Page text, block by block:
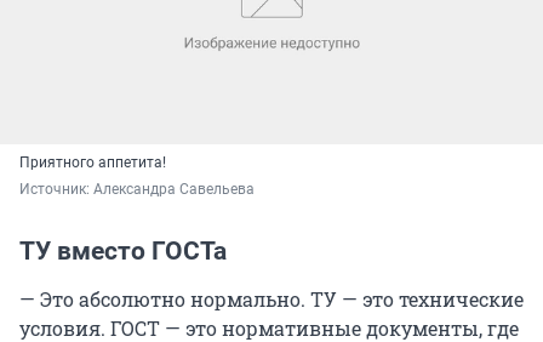
Приятного аппетита!
Источник: Александра Савельева
ТУ вместо ГОСТа
— Это абсолютно нормально. ТУ — это технические
условия. ГОСТ — это нормативные документы, где